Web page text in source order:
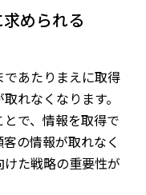
められる
あたりまえに取得
れなくなります。
で、情報を取得で
の情報が取れなく
た戦略の重要性が